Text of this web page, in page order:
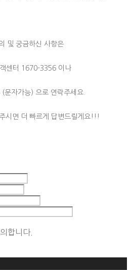
및 궁금하신 사항은
센터 1670-3356 이나
자가능) 으로 연락주세요.
시면 더 빠르게 답변드릴게요!!!
합니다.